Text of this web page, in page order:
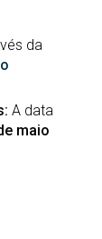
da
A data
maio